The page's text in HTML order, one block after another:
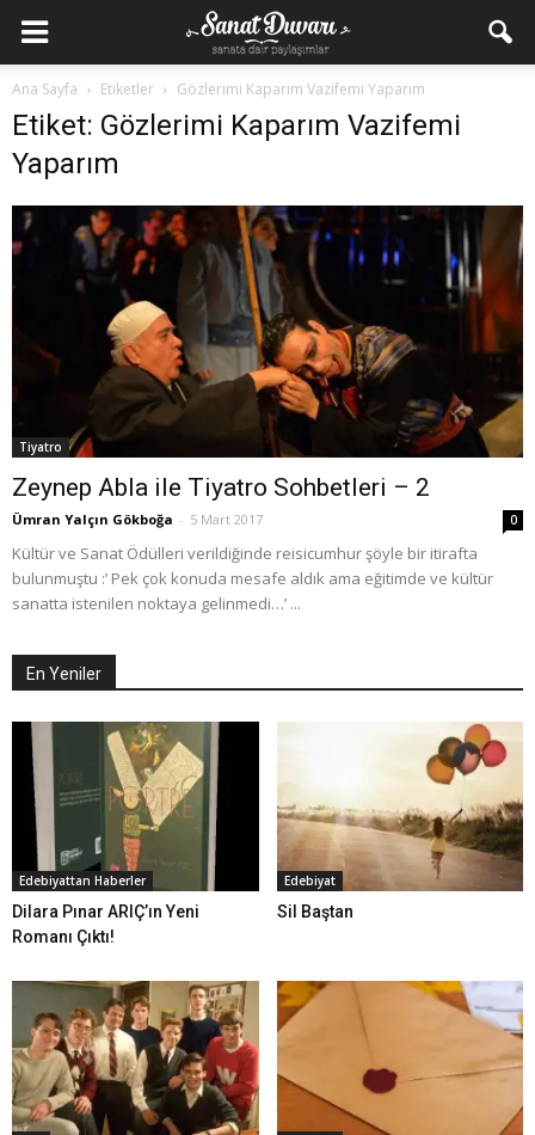
Ana Sayfa Etiketler Gözlerimi Kaparım Vazifemi Yaparım
Etiket: Gözlerimi Kaparım Vazifemi
Yaparım
Tiyatro
Zeynep Abla ile Tiyatro Sohbetleri – 2
Ümran Yalçın Gökboğa - 5 Mart 2017 0
Kültür ve Sanat Ödülleri verildiğinde reisicumhur şöyle bir itirafta
bulunmuştu :’ Pek çok konuda mesafe aldık ama eğitimde ve kültür
sanatta istenilen noktaya gelinmedi…’ ...
En Yeniler
Edebiyattan Haberler
Dilara Pınar ARIÇ’ın Yeni
Romanı Çıktı!
Edebiyat
Sil Baştan